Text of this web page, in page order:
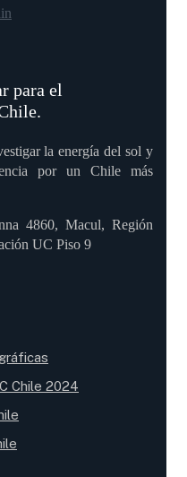
para el
la energía del sol y
por un Chile más
4860, Macul, Región
UC Piso 9
Chile 2024